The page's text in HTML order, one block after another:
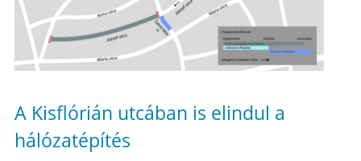
A Kisflórián utcában is elindul a
hálózatépítés